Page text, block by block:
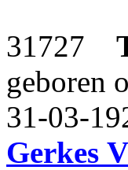
31727
geboren
31-03-
Gerkes